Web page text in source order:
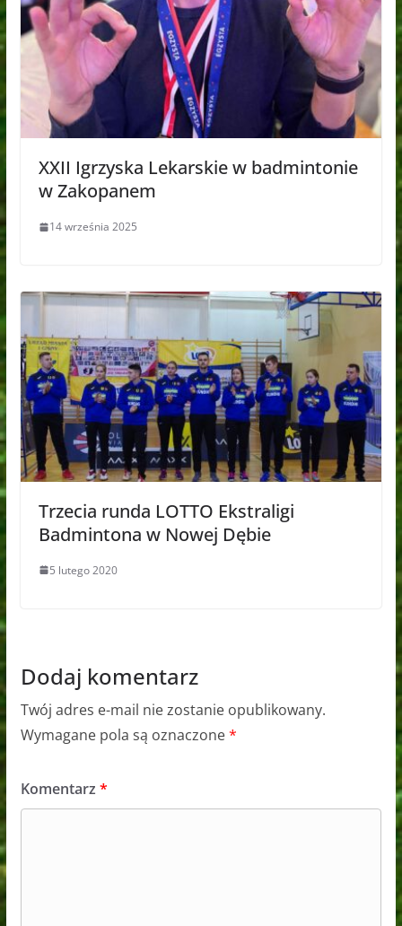
XXII Igrzyska Lekarskie w badmintonie
w Zakopanem
14 września 2025
Trzecia runda LOTTO Ekstraligi
Badmintona w Nowej Dębie
5 lutego 2020
Dodaj komentarz
Twój adres e-mail nie zostanie opublikowany.
Wymagane pola są oznaczone*
Komentarz *